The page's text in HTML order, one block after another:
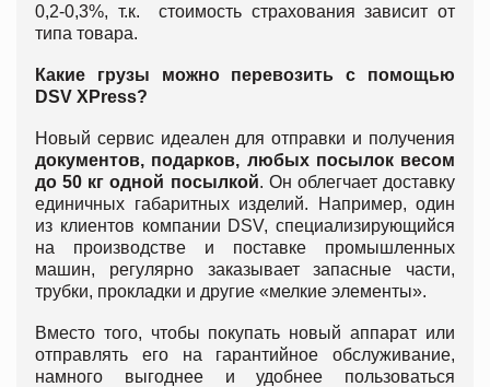
0,2-0,3%, т.к. стоимость страхования зависит от
типа товара.
Какие грузы можно перевозить с помощью
DSV XPress?
Новый сервис идеален для отправки и получения
документов, подарков, любых посылок весом
до 50 кг одной посылкой. Он облегчает доставку
единичных габаритных изделий. Например, один
из клиентов компании DSV, специализирующийся
на производстве и поставке промышленных
машин, регулярно заказывает запасные части,
трубки, прокладки и другие «мелкие элементы».
Вместо того, чтобы покупать новый аппарат или
отправлять его на гарантийное обслуживание,
намного выгоднее и удобнее пользоваться